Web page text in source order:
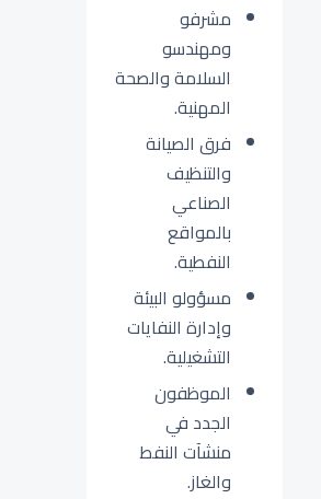
مشرفو
ومهندسو
السلامة والصحة
المهنية.
فرق الصيانة
والتنظيف
الصناعي
بالمواقع
النفطية.
مسؤولو البيئة
وإدارة النفايات
التشغيلية.
الموظفون
الجدد في
منشآت النفط
والغاز.